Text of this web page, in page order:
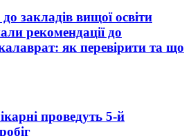
закладів вищої освіти
рекомендації до
як перевірити та що
проведуть 5-й